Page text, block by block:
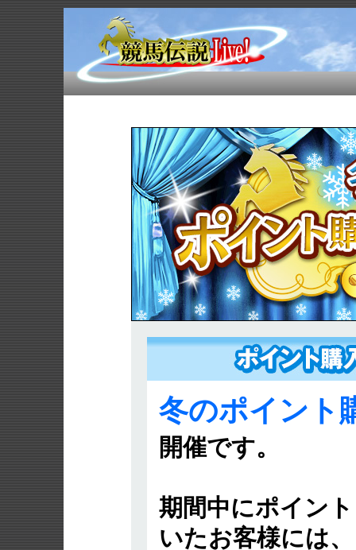
冬のポイント
開催です。
期間中にポイン
いたお客様には、